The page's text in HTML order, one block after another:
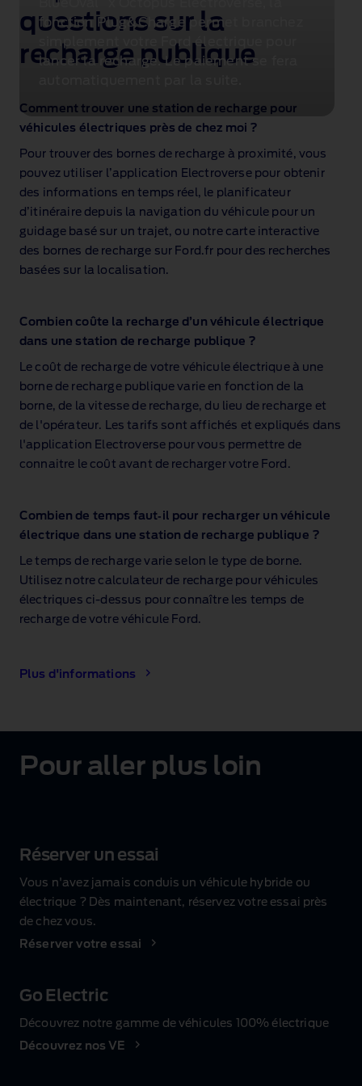
BlueOval
x Octopus Electroverse, la
fonction Plug&Charge permet branchez
simplement votre Ford électrique pour
lancer la recharge. Le paiement se fera
questions sur la
recharge publique
Comment trouver une station de recharge pour
véhicules électriques près de chez moi ?
Pour trouver des bornes de recharge à proximité, vous
pouvez utiliser l’application Electroverse pour obtenir
des informations en temps réel, le planificateur
d’itinéraire depuis la navigation du véhicule pour un
guidage basé sur un trajet, ou notre carte interactive
des bornes de recharge sur Ford.fr pour des recherches
basées sur la localisation.
Combien coûte la recharge d’un véhicule électrique
dans une station de recharge publique ?
Le coût de recharge de votre véhicule électrique à une
borne de recharge publique varie en fonction de la
borne, de la vitesse de recharge, du lieu de recharge et
de l'opérateur. Les tarifs sont affichés et expliqués dans
l'application Electroverse pour vous permettre de
connaitre le coût avant de recharger votre Ford.
Combien de temps faut‑il pour recharger un véhicule
électrique dans une station de recharge publique ?
Le temps de recharge varie selon le type de borne.
Utilisez notre calculateur de recharge pour véhicules
électriques ci‑dessus pour connaître les temps de
recharge de votre véhicule Ford.
Plus d'informations
Pour aller plus loin
Réserver un essai
Vous n'avez jamais conduis un véhicule hybride ou
électrique ? Dès maintenant, réservez votre essai près
de chez vous.
Réserver votre essai
Go Electric
Découvrez notre gamme de véhicules 100% électrique
Découvrez nos VE